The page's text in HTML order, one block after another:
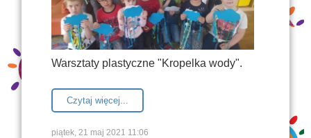
Warsztaty plastyczne "Kropelka wody".
Czytaj więcej...
piątek, 21 maj 2021 11:06